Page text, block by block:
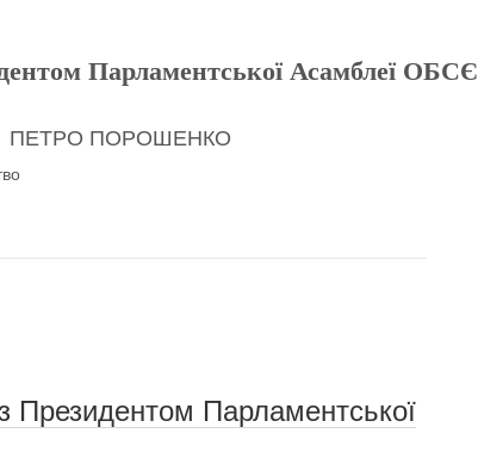
Парламентської Асамблеї ОБСЄ
ПЕТРО ПОРОШЕНКО
Президентом Парламентської